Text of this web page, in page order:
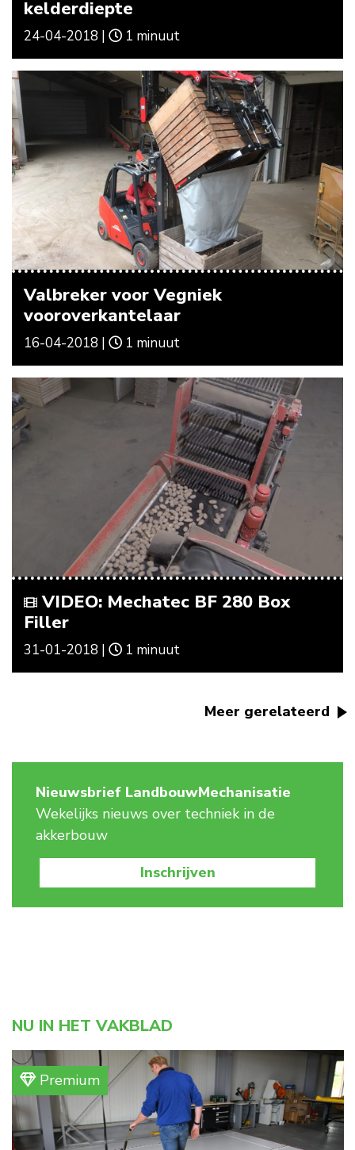
kelderdiepte
24-04-2018 | 1 minuut
Valbreker voor Vegniek
vooroverkantelaar
16-04-2018 | 1 minuut
VIDEO: Mechatec BF 280 Box
Filler
31-01-2018 | 1 minuut
Meer gerelateerd
Nieuwsbrief LandbouwMechanisatie
Wekelijks nieuws over techniek in de
akkerbouw
Inschrijven
NU IN HET VAKBLAD
Premium